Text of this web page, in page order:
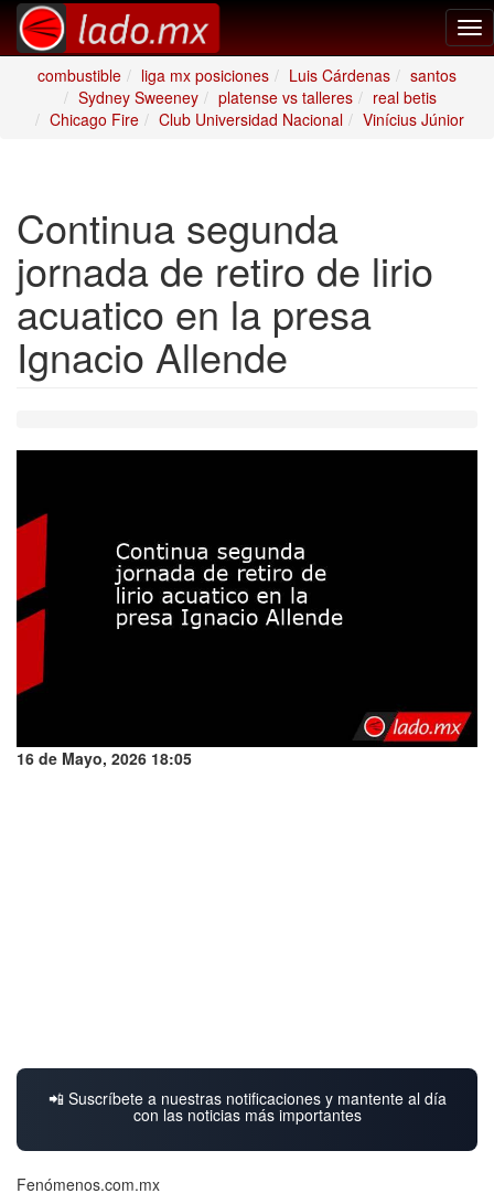
combustible
liga mx posiciones Luis Cárdenas
santos
Sydney Sweeney
platense vs talleres
real betis
Chicago Fire
Club Universidad Nacional Vinícius Júnior
Continua segunda
jornada de retiro de lirio
acuatico en la presa
Ignacio Allende
16 de Mayo, 2026 18:05
📲 Suscríbete a nuestras notificaciones y mantente al día
con las noticias más importantes
Fenómenos.com.mx